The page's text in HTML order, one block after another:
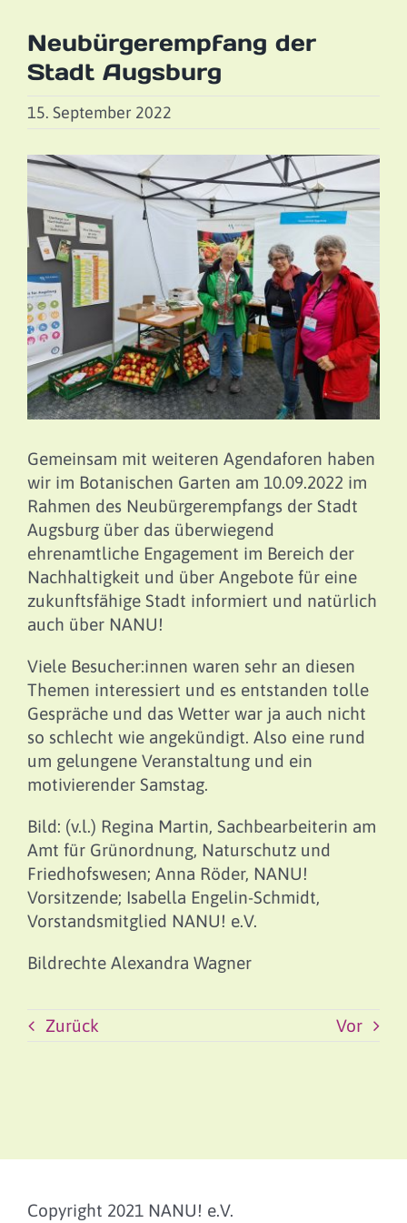
Neubürgerempfang der
Stadt Augsburg
15. September 2022
Zeige
grösseres
Bild
Gemeinsam mit weiteren Agendaforen haben
wir im Botanischen Garten am 10.09.2022 im
Rahmen des Neubürgerempfangs der Stadt
Augsburg über das überwiegend
ehrenamtliche Engagement im Bereich der
Nachhaltigkeit und über Angebote für eine
zukunftsfähige Stadt informiert und natürlich
auch über NANU!
Viele Besucher:innen waren sehr an diesen
Themen interessiert und es entstanden tolle
Gespräche und das Wetter war ja auch nicht
so schlecht wie angekündigt. Also eine rund
um gelungene Veranstaltung und ein
motivierender Samstag.
Bild: (v.l.) Regina Martin, Sachbearbeiterin am
Amt für Grünordnung, Naturschutz und
Friedhofswesen; Anna Röder, NANU!
Vorsitzende; Isabella Engelin-Schmidt,
Vorstandsmitglied NANU! e.V.
Bildrechte Alexandra Wagner
Zurück Vor
Copyright 2021 NANU! e.V.